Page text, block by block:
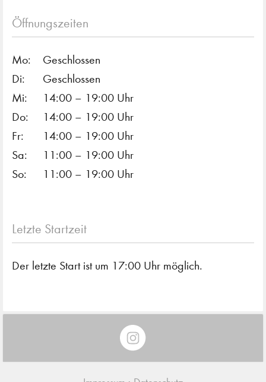
Öffnungszeiten
Mo:
Geschlossen
Di:
Geschlossen
Mi:
14:00 – 19:00 Uhr
Do:
14:00 – 19:00 Uhr
Fr:
14:00 – 19:00 Uhr
Sa:
11:00 – 19:00 Uhr
So:
11:00 – 19:00 Uhr
Letzte Startzeit
Der letzte Start ist um 17:00 Uhr möglich.